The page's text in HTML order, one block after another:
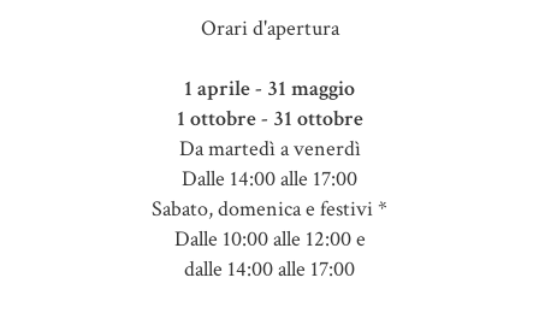
Orari d'apertura
1 aprile - 31 maggio
1 ottobre - 31 ottobre
Da martedì a venerdì
Dalle 14:00 alle 17:00
Sabato, domenica e festivi *
Dalle 10:00 alle 12:00 e
dalle 14:00 alle 17:00